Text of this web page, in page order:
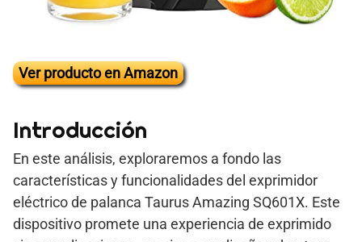
Ver producto en Amazon
Introducción
En este análisis, exploraremos a fondo las
características y funcionalidades del exprimidor
eléctrico de palanca Taurus Amazing SQ601X. Este
dispositivo promete una experiencia de exprimido